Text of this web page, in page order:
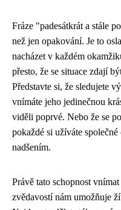
Fráze "padesátkrát a stále
než jen opakování. Je to
nacházet v každém
přesto, že se situace zdají
Představte si, že sledujete
vnímáte jeho jedinečnou
viděli poprvé. Nebo že se
pokaždé si užíváte
nadšením.
Právě tato schopnost
zvědavostí nám umožňuje